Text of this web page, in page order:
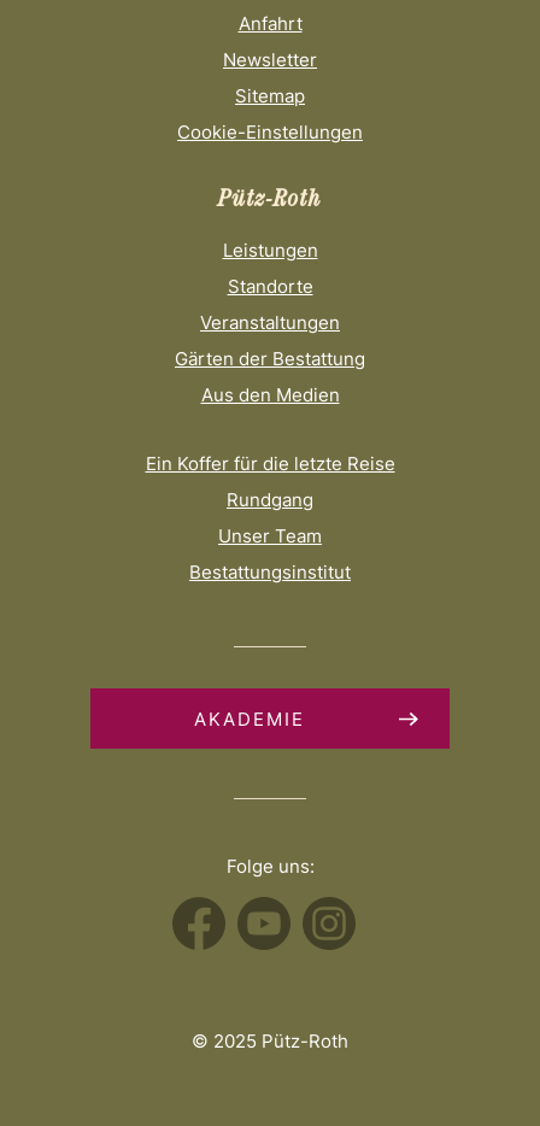
Anfahrt
Newsletter
Sitemap
Cookie-Einstellungen
Pütz-Roth
Leistungen
Standorte
Veranstaltungen
Gärten der Bestattung
Aus den Medien
Ein Koffer für die letzte Reise
Rundgang
Unser Team
Bestattungsinstitut
AKADEMIE
© 2025 Pütz-Roth
Folge uns: